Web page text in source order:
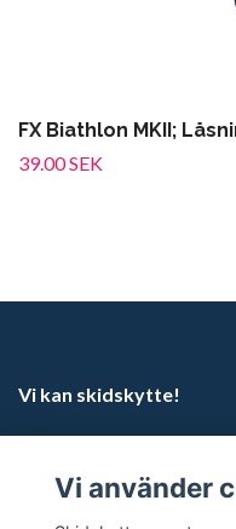
FX Biathlon MKII;
39.00 SEK
Vi kan skidskytte!
Vi använder